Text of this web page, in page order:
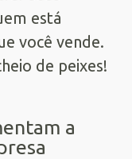
está
você vende.
de peixes!
a